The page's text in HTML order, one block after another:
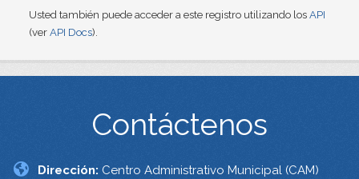
Usted también puede acceder a este registro utilizando los API
(ver API Docs).
Contáctenos
Dirección: Centro Administrativo Municipal (CAM)